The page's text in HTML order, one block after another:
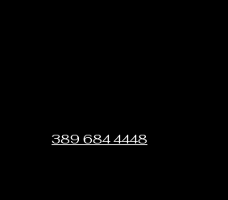
389 684 4448